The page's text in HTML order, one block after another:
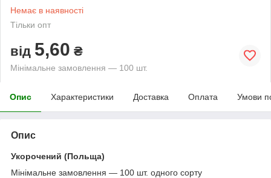
Немає в наявності
Тільки опт
від 5,60 ₴
Мінімальне замовлення — 100 шт.
Опис Характеристики Доставка Оплата Умови
Опис
Укорочений (Польща)
Мінімальне замовлення — 100 шт. одного сорту